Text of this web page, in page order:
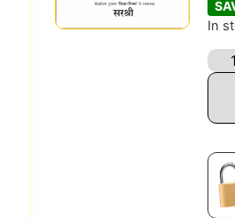
In